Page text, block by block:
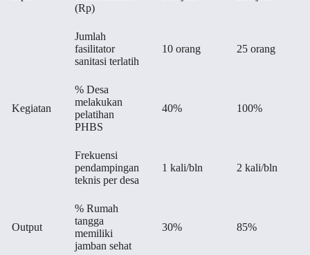
(Rp)
Jumlah
fasilitator
sanitasi terlatih
10 orang 25 orang
Kegiatan
% Desa
melakukan
pelatihan
PHBS
40% 100%
Frekuensi
pendampingan
teknis per desa
1 kali/bln 2 kali/bln
Output
% Rumah
tangga
memiliki
jamban sehat
30% 85%